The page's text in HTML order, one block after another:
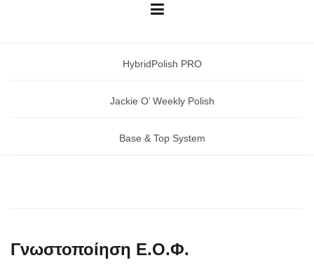
HybridPolish PRO
Jackie O’ Weekly Polish
Base & Top System
Γνωστοποίηση Ε.Ο.Φ.